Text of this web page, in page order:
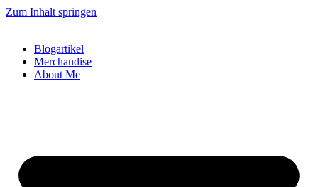
Zum Inhalt springen
Blogartikel
Merchandise
About Me